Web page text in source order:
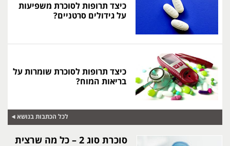
כיצד תרופות לסוכרת משפיעות
על גידולים סרטניים?
כיצד תרופות לסוכרת שומרות על
בריאות המוח?
לכל הכתבות בנושא
סוכרת סוג 2 – כל מה שרצית